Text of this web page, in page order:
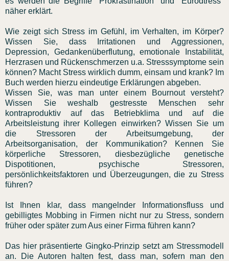
näher erklärt.
Wie zeigt sich Stress im Gefühl, im Verhalten, im Körper?
Wissen Sie, dass Irritationen und Aggressionen,
Depression, Gedankenüberflutung, emotionale Instabilität,
Herzrasen und Rückenschmerzen u.a. Stresssymptome sein
können? Macht Stress wirklich dumm, einsam und krank? Im
Buch werden hierzu eindeutige Erklärungen abgeben.
Wissen Sie, was man unter einem Bournout versteht?
Wissen Sie weshalb gestresste Menschen sehr
kontraproduktiv auf das Betriebklima und auf die
Arbeitsleistung ihrer Kollegen einwirken? Wissen Sie um
die Stressoren der Arbeitsumgebung, der
Arbeitsorganisation, der Kommunikation? Kennen Sie
körperliche Stressoren, diesbezügliche genetische
Dispotitionen, psychische Stressoren,
persönlichkeitsfaktoren und Überzeugungen, die zu Stress
führen?
Ist Ihnen klar, dass mangelnder Informationsfluss und
gebilligtes Mobbing in Firmen nicht nur zu Stress, sondern
früher oder später zum Aus einer Firma führen kann?
Das hier präsentierte Gingko-Prinzip setzt am Stressmodell
an. Die Autoren halten fest, dass man, sofern man den